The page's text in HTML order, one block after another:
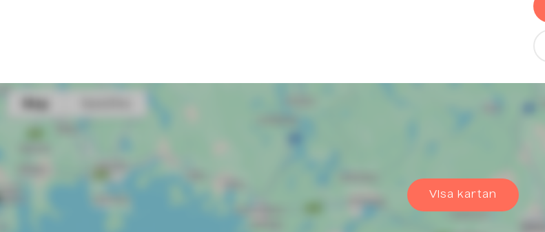
Visa kartan